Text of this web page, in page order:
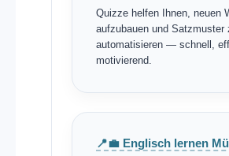
Quizze helfen Ihnen, neuen
aufzubauen und Satzmuster
automatisieren — schnell,
motivierend.
📍💼 Englisch lernen